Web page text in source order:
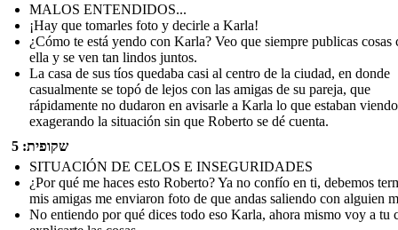
MALOS ENTENDIDOS...
¡Hay que tomarles foto y decirle a Karla!
¿Cómo te está yendo con Karla? Veo que siempre publicas cosas
ella y se ven tan lindos juntos.
La casa de sus tíos quedaba casi al centro de la ciudad, en donde
casualmente se topó de lejos con las amigas de su pareja, que
rápidamente no dudaron en avisarle a Karla lo que estaban
exagerando la situación sin que Roberto se dé cuenta.
שקופית: 5
SITUACIÓN DE CELOS E INSEGURIDADES
¿Por qué me haces esto Roberto? Ya no confío en ti, debemos
mis amigas me enviaron foto de que andas saliendo con alguien
No entiendo por qué dices todo eso Karla, ahora mismo voy a tu